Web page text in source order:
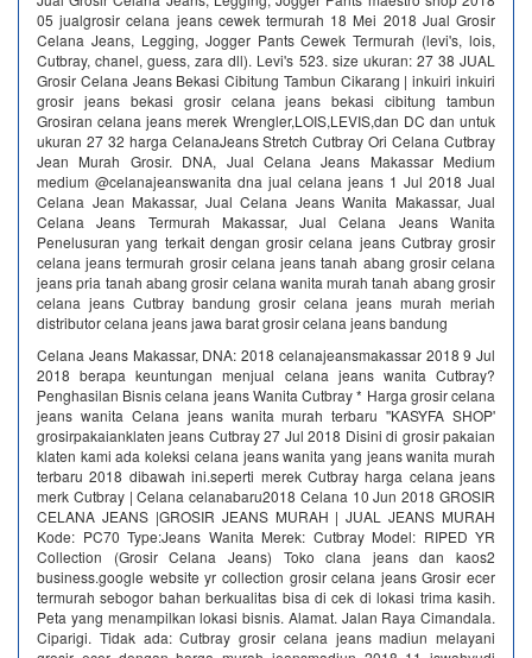
05 jualgrosir celana jeans cewek termurah 18 Mei 2018 Jual Grosir
Celana Jeans, Legging, Jogger Pants Cewek Termurah (levi's, lois,
Cutbray, chanel, guess, zara dll). Levi's 523. size ukuran: 27 38 JUAL
Grosir Celana Jeans Bekasi Cibitung Tambun Cikarang | inkuiri inkuiri
grosir jeans bekasi grosir celana jeans bekasi cibitung tambun
Grosiran celana jeans merek Wrengler,LOIS,LEVIS,dan DC dan untuk
ukuran 27 32 harga CelanaJeans Stretch Cutbray Ori Celana Cutbray
Jean Murah Grosir. DNA, Jual Celana Jeans Makassar Medium
medium @celanajeanswanita dna jual celana jeans 1 Jul 2018 Jual
Celana Jean Makassar, Jual Celana Jeans Wanita Makassar, Jual
Celana Jeans Termurah Makassar, Jual Celana Jeans Wanita
Penelusuran yang terkait dengan grosir celana jeans Cutbray grosir
celana jeans termurah grosir celana jeans tanah abang grosir celana
jeans pria tanah abang grosir celana wanita murah tanah abang grosir
celana jeans Cutbray bandung grosir celana jeans murah meriah
distributor celana jeans jawa barat grosir celana jeans bandung
Celana Jeans Makassar, DNA: 2018 celanajeansmakassar 2018 9 Jul
2018 berapa keuntungan menjual celana jeans wanita Cutbray?
Penghasilan Bisnis celana jeans Wanita Cutbray * Harga grosir celana
jeans wanita Celana jeans wanita murah terbaru ''KASYFA SHOP'
grosirpakaianklaten jeans Cutbray 27 Jul 2018 Disini di grosir pakaian
klaten kami ada koleksi celana jeans wanita yang jeans wanita murah
terbaru 2018 dibawah ini.seperti merek Cutbray harga celana jeans
merk Cutbray | Celana celanabaru2018 Celana 10 Jun 2018 GROSIR
CELANA JEANS |GROSIR JEANS MURAH | JUAL JEANS MURAH
Kode: PC70 Type:Jeans Wanita Merek: Cutbray Model: RIPED YR
Collection (Grosir Celana Jeans) Toko clana jeans dan kaos2
business.google website yr collection grosir celana jeans Grosir ecer
termurah sebogor bahan berkualitas bisa di cek di lokasi trima kasih.
Peta yang menampilkan lokasi bisnis. Alamat. Jalan Raya Cimandala.
Ciparigi. Tidak ada: Cutbray grosir celana jeans madiun melayani